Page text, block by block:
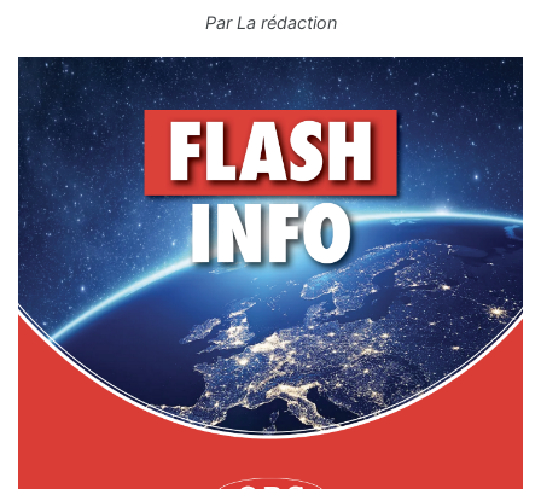
ParLa rédaction